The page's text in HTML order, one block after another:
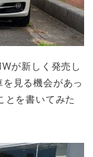
が新しく発売し
見る機会があっ
とを書いてみた